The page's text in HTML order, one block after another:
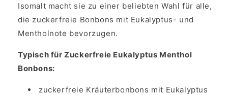
Isomalt macht sie zu einer beliebten Wahl für alle,
die zuckerfreie Bonbons mit Eukalyptus- und
Mentholnote bevorzugen.
Typisch für Zuckerfreie Eukalyptus Menthol
Bonbons:
zuckerfreie Kräuterbonbons mit Eukalyptus